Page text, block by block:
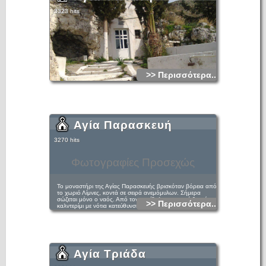
3323 hits
>> Περισσότερα...
Φωτογραφίες Προσεχώς
Αγία Παρασκευή
3270 hits
Το μοναστήρι της Αγίας Παρασκευής βρισκόταν βόρεια από
το χωριό Λίμνες, κοντά σε σειρά ανεμόμυλων. Σήμερα
σώζεται μόνο ο ναός. Από τον περίβολο του ναού ξεκινά
καλντερίμι με νότια κατεύθυνση και σωζόμενο μήκος εκατό
πενήντα μέτρων, το οποίο χάνεται κάτω από το σύγχρονο
τοποθετηθεί στο κατώφλι, φέρει επιγραφή ανακαίνισης της
πύλης του ναού με χρονολογία 1612: ΕΙΣ ΑΧΙΒ (1612) ΜΑΙ
ΙΑ ΑΝΕΚΕΝΙΣΘΙ Η ΠΥΛΗ ΤΟΥ ΝΑΟΥ ΤΗΣ ΟΣΙΟΜΑΡΤΥΡΟΣ
>> Περισσότερα...
Αγία Τριάδα